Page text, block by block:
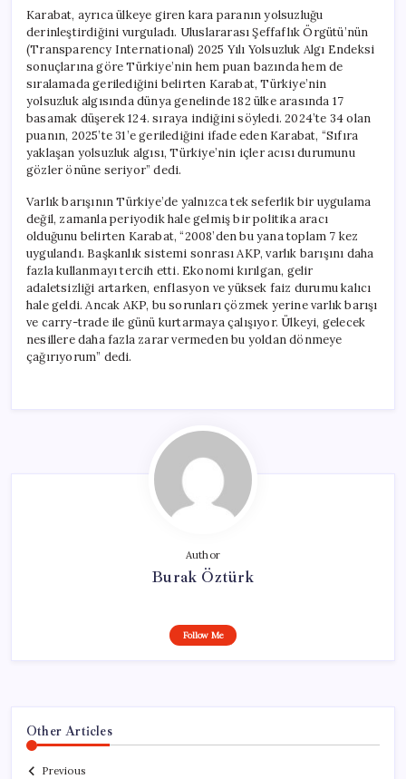
Karabat, ayrıca ülkeye giren kara paranın yolsuzluğu
derinleştirdiğini vurguladı. Uluslararası Şeffaflık Örgütü’nün
(Transparency International) 2025 Yılı Yolsuzluk Algı Endeksi
sonuçlarına göre Türkiye’nin hem puan bazında hem de
sıralamada gerilediğini belirten Karabat, Türkiye’nin
yolsuzluk algısında dünya genelinde 182 ülke arasında 17
basamak düşerek 124. sıraya indiğini söyledi. 2024’te 34 olan
puanın, 2025’te 31’e gerilediğini ifade eden Karabat, “Sıfıra
yaklaşan yolsuzluk algısı, Türkiye’nin içler acısı durumunu
gözler önüne seriyor” dedi.
Varlık barışının Türkiye’de yalnızca tek seferlik bir uygulama
değil, zamanla periyodik hale gelmiş bir politika aracı
olduğunu belirten Karabat, “2008’den bu yana toplam 7 kez
uygulandı. Başkanlık sistemi sonrası AKP, varlık barışını daha
fazla kullanmayı tercih etti. Ekonomi kırılgan, gelir
adaletsizliği artarken, enflasyon ve yüksek faiz durumu kalıcı
hale geldi. Ancak AKP, bu sorunları çözmek yerine varlık barışı
ve carry-trade ile günü kurtarmaya çalışıyor. Ülkeyi, gelecek
nesillere daha fazla zarar vermeden bu yoldan dönmeye
çağırıyorum” dedi.
Author
Burak Öztürk
Follow Me
Other Articles
Previous